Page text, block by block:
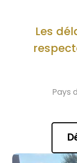
Les
Pays